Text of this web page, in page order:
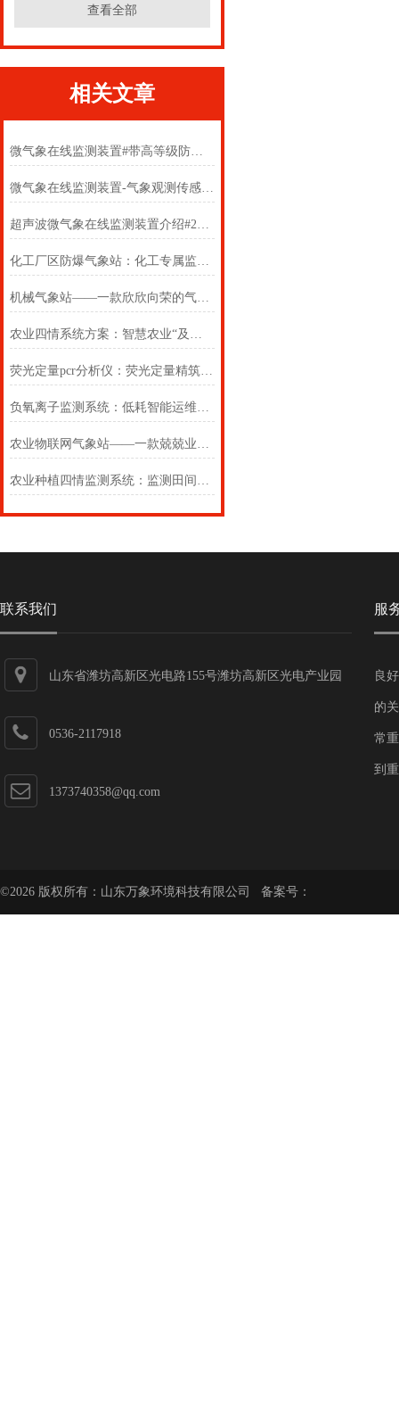
查看全部
相关文章
微气象在线监测装置#带高等级防爆证书#2022已更新
微气象在线监测装置-气象观测传感器#2022已更新《采购/推荐》
超声波微气象在线监测装置介绍#2022已更新《采购/推荐》
化工厂区防爆气象站：化工专属监测体系，筑牢化工厂安全气象防线
机械气象站——一款欣欣向荣的气象监测站
农业四情系统方案：智慧农业“及时雨”
荧光定量pcr分析仪：荧光定量精筑底·万象智领分子检测
负氧离子监测系统：低耗智能运维，降低全生命周期使用成本
农业物联网气象站——一款兢兢业业的农业物联网气象站#2023已更新
农业种植四情监测系统：监测田间四情动态，赋能智慧农业发展
联系我们
山东省潍坊高新区光电路155号潍坊高新区光电产业园
0536-2117918
1373740358@qq.com
服
良
的
常
到
©2026 版权所有：山东万象环境科技有限公司 备案号：